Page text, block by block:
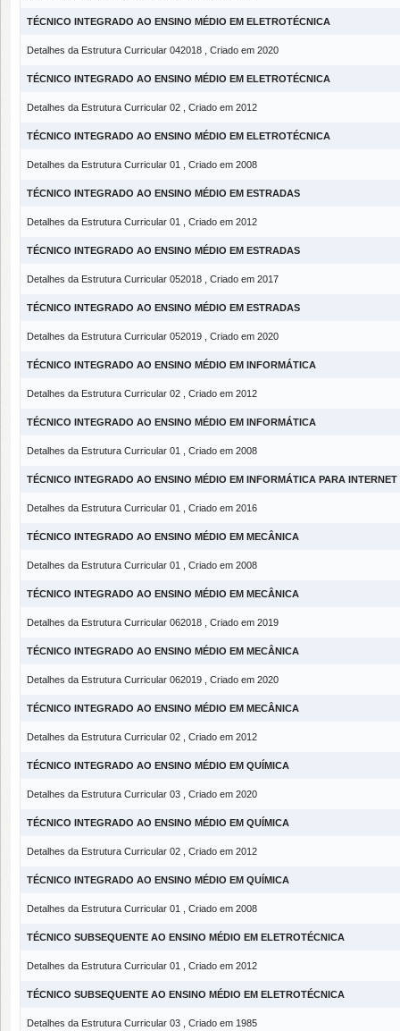
TÉCNICO INTEGRADO AO ENSINO MÉDIO EM ELETROTÉCNICA
Detalhes da Estrutura Curricular 042018 , Criado em 2020
TÉCNICO INTEGRADO AO ENSINO MÉDIO EM ELETROTÉCNICA
Detalhes da Estrutura Curricular 02 , Criado em 2012
TÉCNICO INTEGRADO AO ENSINO MÉDIO EM ELETROTÉCNICA
Detalhes da Estrutura Curricular 01 , Criado em 2008
TÉCNICO INTEGRADO AO ENSINO MÉDIO EM ESTRADAS
Detalhes da Estrutura Curricular 01 , Criado em 2012
TÉCNICO INTEGRADO AO ENSINO MÉDIO EM ESTRADAS
Detalhes da Estrutura Curricular 052018 , Criado em 2017
TÉCNICO INTEGRADO AO ENSINO MÉDIO EM ESTRADAS
Detalhes da Estrutura Curricular 052019 , Criado em 2020
TÉCNICO INTEGRADO AO ENSINO MÉDIO EM INFORMÁTICA
Detalhes da Estrutura Curricular 02 , Criado em 2012
TÉCNICO INTEGRADO AO ENSINO MÉDIO EM INFORMÁTICA
Detalhes da Estrutura Curricular 01 , Criado em 2008
TÉCNICO INTEGRADO AO ENSINO MÉDIO EM INFORMÁTICA PARA INTERNET
Detalhes da Estrutura Curricular 01 , Criado em 2016
TÉCNICO INTEGRADO AO ENSINO MÉDIO EM MECÂNICA
Detalhes da Estrutura Curricular 01 , Criado em 2008
TÉCNICO INTEGRADO AO ENSINO MÉDIO EM MECÂNICA
Detalhes da Estrutura Curricular 062018 , Criado em 2019
TÉCNICO INTEGRADO AO ENSINO MÉDIO EM MECÂNICA
Detalhes da Estrutura Curricular 062019 , Criado em 2020
TÉCNICO INTEGRADO AO ENSINO MÉDIO EM MECÂNICA
Detalhes da Estrutura Curricular 02 , Criado em 2012
TÉCNICO INTEGRADO AO ENSINO MÉDIO EM QUÍMICA
Detalhes da Estrutura Curricular 03 , Criado em 2020
TÉCNICO INTEGRADO AO ENSINO MÉDIO EM QUÍMICA
Detalhes da Estrutura Curricular 02 , Criado em 2012
TÉCNICO INTEGRADO AO ENSINO MÉDIO EM QUÍMICA
Detalhes da Estrutura Curricular 01 , Criado em 2008
TÉCNICO SUBSEQUENTE AO ENSINO MÉDIO EM ELETROTÉCNICA
Detalhes da Estrutura Curricular 01 , Criado em 2012
TÉCNICO SUBSEQUENTE AO ENSINO MÉDIO EM ELETROTÉCNICA
Detalhes da Estrutura Curricular 03 , Criado em 1985